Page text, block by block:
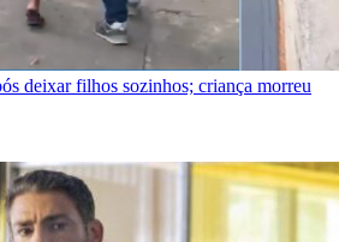
deixar filhos sozinhos; criança morreu